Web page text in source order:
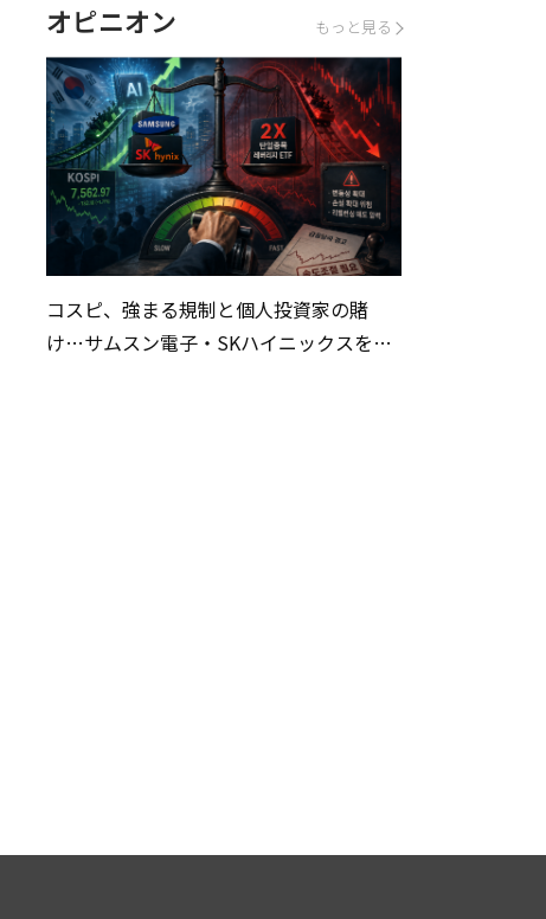
オピニオン もっと見る
コスピ、強まる規制と個人投資家の賭
け…サムスン電子・SKハイニックスを巡